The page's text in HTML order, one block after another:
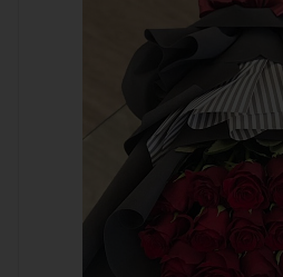
алый, бордовый,
роза, лента,